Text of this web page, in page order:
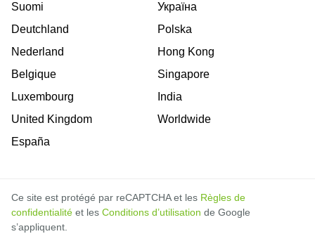
Suomi
Deutchland
Nederland
Belgique
Luxembourg
United Kingdom
España
Україна
Polska
Hong Kong
Singapore
India
Worldwide
Ce site est protégé par reCAPTCHA et les Règles de
confidentialité et les Conditions d’utilisation de Google
s’appliquent.